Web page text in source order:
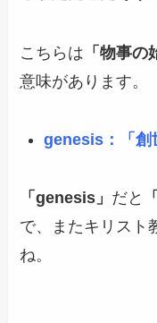
こちらは 「物事の
意味があります。
genesis：「創
「genesis」 だと
で、またキリスト
ね。